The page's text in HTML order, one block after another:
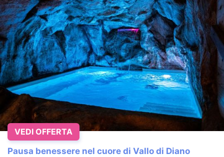
Pausa benessere nel cuore di Vallo di Diano
VEDI OFFERTA